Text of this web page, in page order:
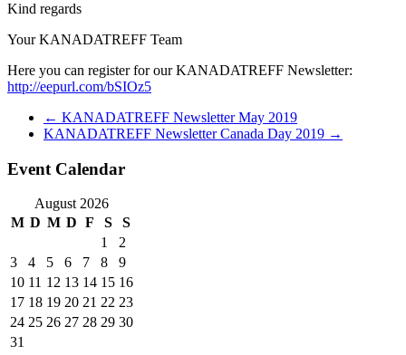
Kind regards
Your KANADATREFF Team
Here you can register for our KANADATREFF Newsletter:
http://eepurl.com/bSIOz5
← KANADATREFF Newsletter May 2019
KANADATREFF Newsletter Canada Day 2019 →
Event Calendar
August 2026
M D M D F S
S
1
2
3
4 5 6 7 8
9
10 11 12 13 14 15 16
17 18 19 20 21 22 23
24 25 26 27 28 29 30
31